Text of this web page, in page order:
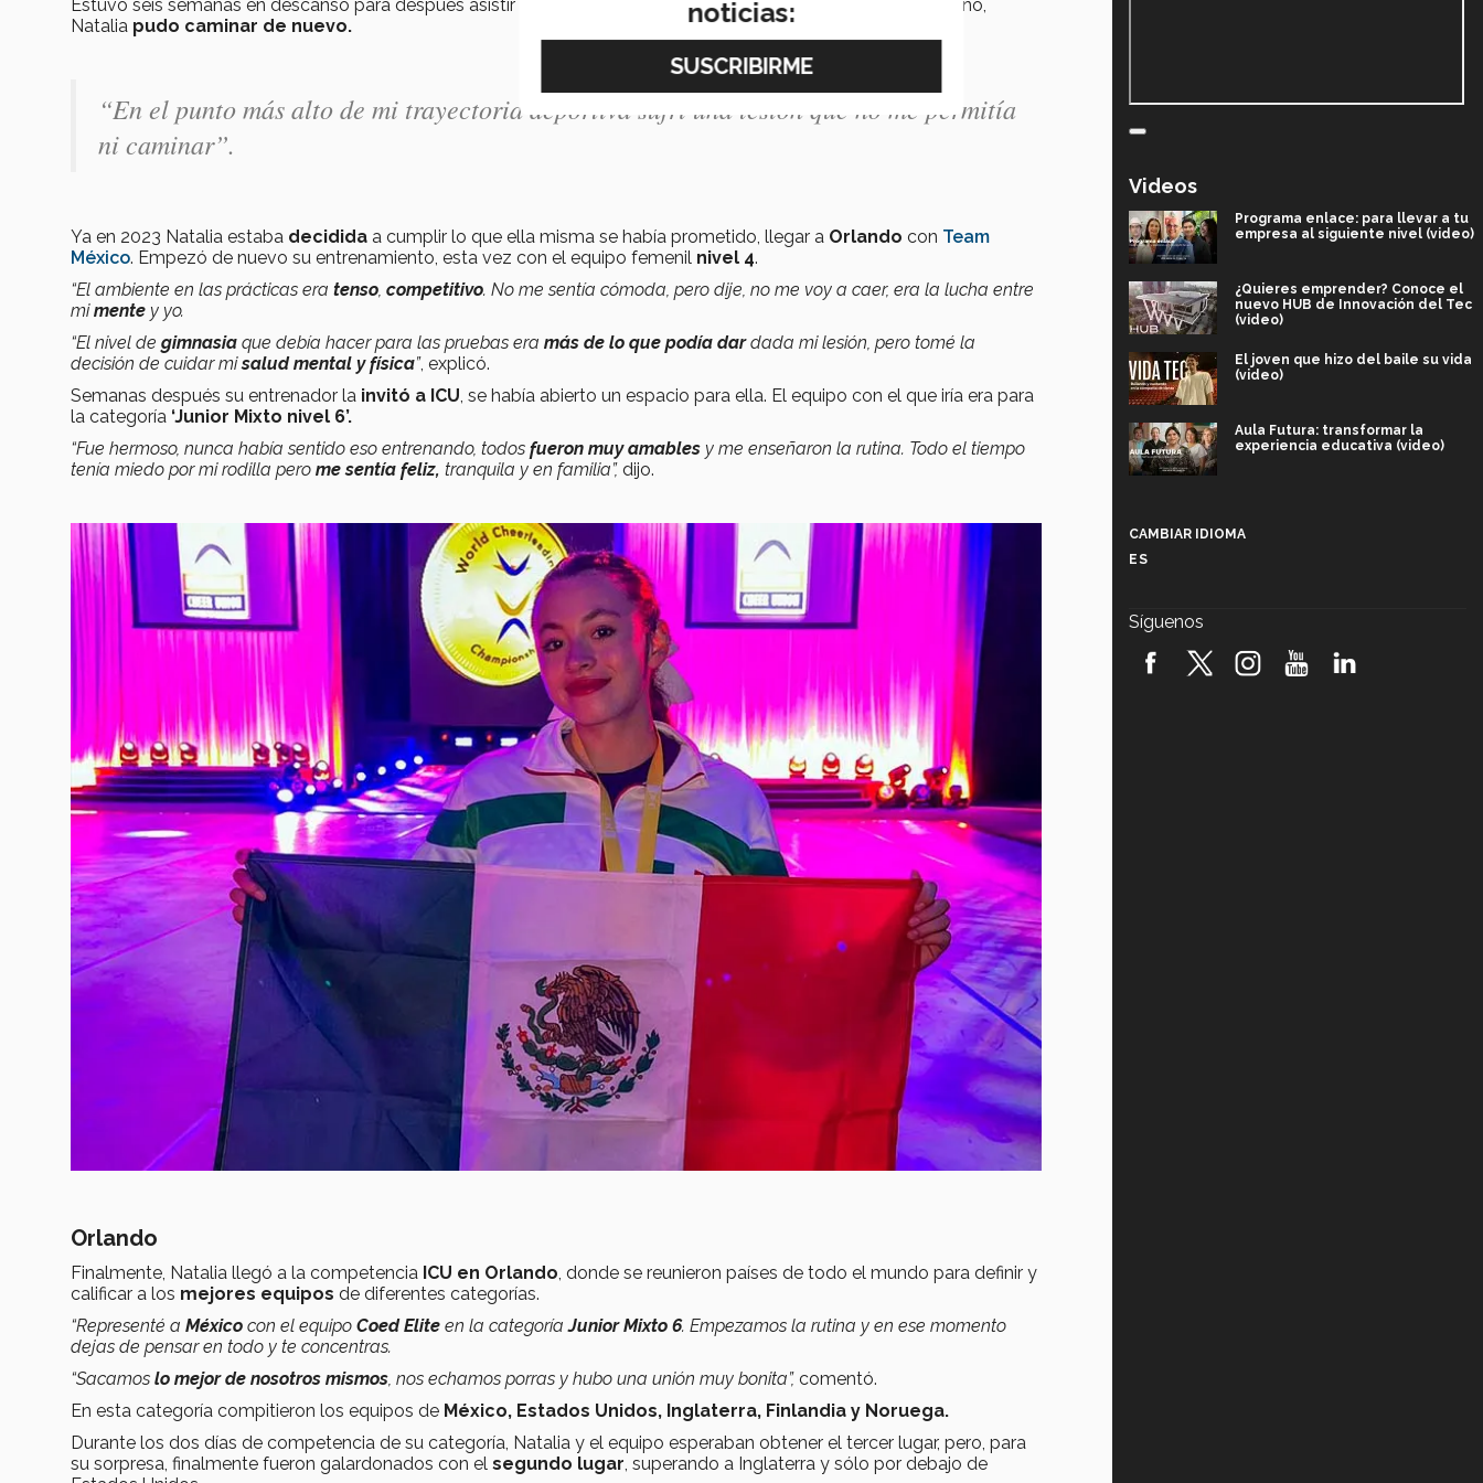
Estuvo seis semanas en descanso para después asistir a
y terapia y, para septiembre de ese año,
Natalia pudo caminar de nuevo.
“En el punto más alto de mi trayectoria deportiva sufrí una lesión que no me permitía
ni caminar”.
Ya en 2023 Natalia estaba decidida a cumplir lo que ella misma se había prometido, llegar a Orlando con Team
México. Empezó de nuevo su entrenamiento, esta vez con el equipo femenil nivel 4.
“El ambiente en las prácticas era tenso, competitivo. No me sentía cómoda, pero dije, no me voy a caer, era la lucha entre
mimente y yo.
“El nivel de gimnasia que debía hacer para las pruebas era más de lo que podía dardada mi lesión, pero tomé la
decisión de cuidar misalud mental y física”, explicó.
Semanas después su entrenador la invitó a ICU, se había abierto un espacio para ella. El equipo con el que iría era para
la categoría ‘Junior Mixto nivel 6’.
“Fue hermoso, nunca había sentido eso entrenando, todos fueron muy amables y me enseñaron la rutina. Todo el tiempo
tenía miedo por mi rodilla pero me sentía feliz, tranquila y en familia”, dijo.
Orlando
Finalmente, Natalia llegó a la competencia ICU en Orlando, donde se reunieron países de todo el mundo para definir y
calificar a los mejores equipos de diferentes categorías.
“Representé a México con el equipo Coed Elite en la categoría Junior Mixto 6. Empezamos la rutina y en ese momento
dejas de pensar en todo y te concentras.
“Sacamos lo mejor de nosotros mismos, nos echamos porras y hubo una unión muy bonita”, comentó.
En esta categoría compitieron los equipos de México, Estados Unidos, Inglaterra, Finlandia y Noruega.
Durante los dos días de competencia de su categoría, Natalia y el equipo esperaban obtener el tercer lugar, pero, para
su sorpresa, finalmente fueron galardonados con el segundo lugar, superando a Inglaterra y sólo por debajo de
Videos
Programa enlace: para llevar a tu
empresa al siguiente nivel (video)
¿Quieres emprender? Conoce el
nuevo HUB de Innovación del Tec
(video)
El joven que hizo del baile su vida
(video)
Aula Futura: transformar la
experiencia educativa (video)
robótica FIRST 2026! (video)
CAMBIAR IDIOMA
ES
Síguenos
noticias: